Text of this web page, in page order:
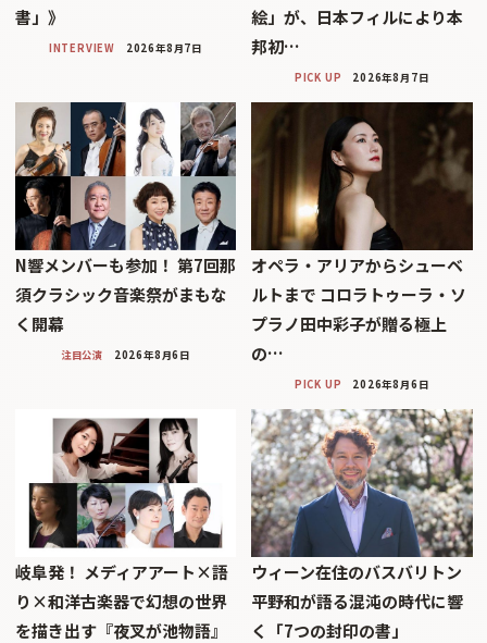
書」》
INTERVIEW 2026年8月7日
絵」が、日本フィルにより本
邦初…
PICK UP 2026年8月7日
N響メンバーも参加！ 第7回那
須クラシック音楽祭がまもな
く開幕
注目公演 2026年8月6日
オペラ・アリアからシューベ
ルトまで コロラトゥーラ・ソ
プラノ田中彩子が贈る極上
の…
PICK UP 2026年8月6日
岐阜発！ メディアアート×語
り×和洋古楽器で幻想の世界
を描き出す『夜叉が池物語』
ウィーン在住のバスバリトン
平野和が語る混沌の時代に響
く「7つの封印の書」